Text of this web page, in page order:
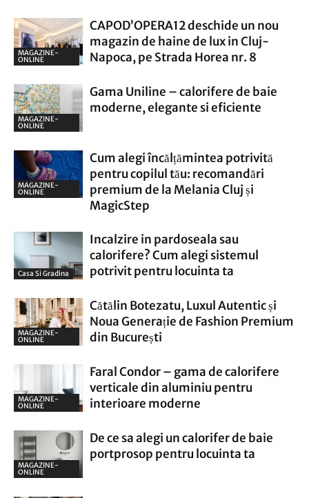
MAGAZINE-
ONLINE
CAPOD’OPERA12 deschide un nou
magazin de haine de lux in Cluj-
Napoca, pe Strada Horea nr. 8
MAGAZINE-
ONLINE
Gama Uniline – calorifere de baie
moderne, elegante si eficiente
MAGAZINE-
ONLINE
Cum alegi încălțămintea potrivită
pentru copilul tău: recomandări
premium de la Melania Cluj și
MagicStep
Casa Si Gradina
Incalzire in pardoseala sau
calorifere? Cum alegi sistemul
potrivit pentru locuinta ta
MAGAZINE-
ONLINE
Cătălin Botezatu, Luxul Autentic și
Noua Generație de Fashion Premium
din București
MAGAZINE-
ONLINE
Faral Condor – gama de calorifere
verticale din aluminiu pentru
interioare moderne
MAGAZINE-
ONLINE
De ce sa alegi un calorifer de baie
portprosop pentru locuinta ta